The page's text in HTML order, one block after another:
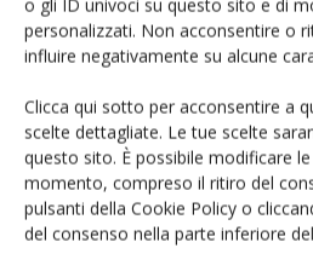
o gli ID univoci su questo sito e di
personalizzati. Non acconsentire o
influire negativamente su alcune
Clicca qui sotto per acconsentire a
scelte dettagliate. Le tue scelte
questo sito. È possibile modificare
momento, compreso il ritiro del
pulsanti della Cookie Policy o
del consenso nella parte inferiore
può funzionare 2-3 notti in
attività. 200 bruciatori/ha
avere un’ottima protezione.
con temperature di 2-3 °C
bagnato e spegnimento
temperatura del termometro
frutteto/vigneto) torna sopra i